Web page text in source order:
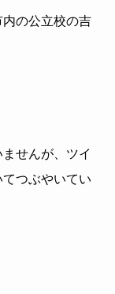
の公立校の吉
せんが、ツイ
つぶやいてい